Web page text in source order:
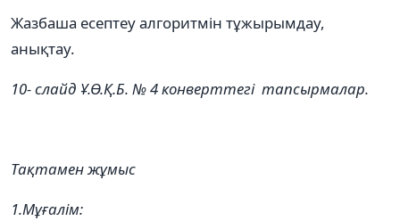
Жазбаша есептеу алгоритмін тұжырымдау,
анықтау.
10- слайд Ұ.Ө.Қ.Б. № 4 конверттегі тапсырмалар.
Тақтамен жұмыс
1.Мұғалім: